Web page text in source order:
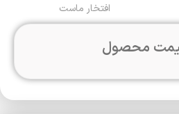
افتخار ماست
محصول